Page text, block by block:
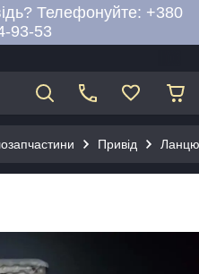
Телефонуйте: +380
93-53
Привід